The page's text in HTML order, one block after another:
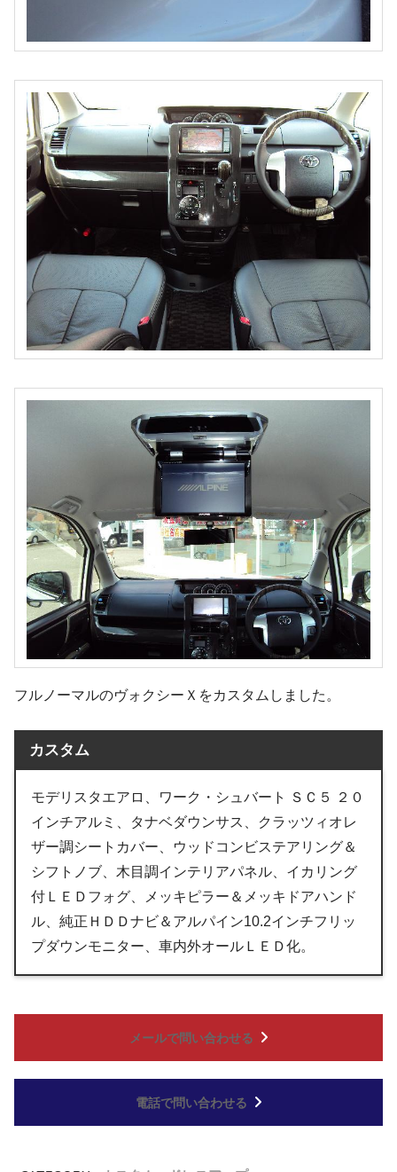
フルノーマルのヴォクシーＸをカスタムしました。
カスタム
モデリスタエアロ、ワーク・シュバート ＳＣ５ ２０
インチアルミ、タナベダウンサス、クラッツィオレ
ザー調シートカバー、ウッドコンビステアリング＆
シフトノブ、木目調インテリアパネル、イカリング
付ＬＥＤフォグ、メッキピラー＆メッキドアハンド
ル、純正ＨＤＤナビ＆アルパイン10.2インチフリッ
プダウンモニター、車内外オールＬＥＤ化。
メールで問い合わせる
電話で問い合わせる